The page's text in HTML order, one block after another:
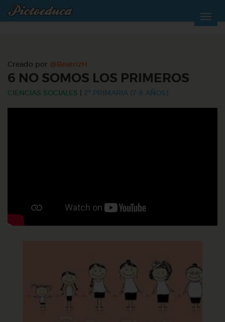
Creado por @BeatrizH
6 NO SOMOS LOS PRIMEROS
CIENCIAS SOCIALES 2º PRIMARIA (7-8 AÑOS)